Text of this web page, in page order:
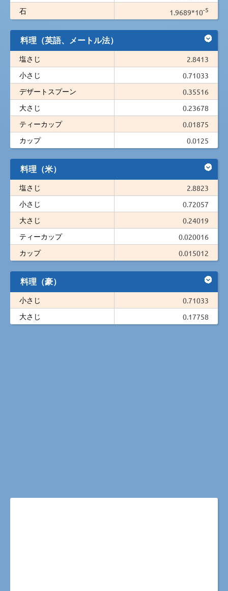
石
1.9689*10-5
料理（英語、メートル法）
塩さじ
2.8413
小さじ
0.71033
デザートスプーン
0.35516
大さじ
0.23678
ティーカップ
0.01875
カップ
0.0125
料理（米）
塩さじ
2.8823
小さじ
0.72057
大さじ
0.24019
ティーカップ
0.020016
カップ
0.015012
料理（豪）
小さじ
0.71033
大さじ
0.17758